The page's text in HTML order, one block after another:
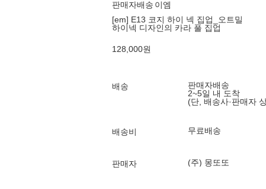
판매자배송 이엠
[em] E13 코지 하이 넥 집업_오트밀
하이넥 디자인의 카라 풀 집업
128,000원
배송
판매자배송
2~5일 내 도착
(단, 배송사·판매자
배송비 무료배송
판매자 (주) 몽또또